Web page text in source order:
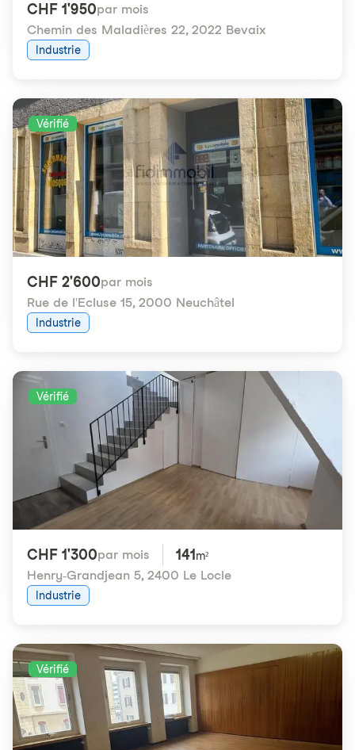
CHF 1'950par mois
Chemin des Maladières 22, 2022 Bevaix
Industrie
Vérifié
CHF 2'600par mois
Rue de l'Ecluse 15, 2000 Neuchâtel
Industrie
Vérifié
CHF 1'300par mois 141 m²
Henry-Grandjean 5, 2400 Le Locle
Industrie
Vérifié